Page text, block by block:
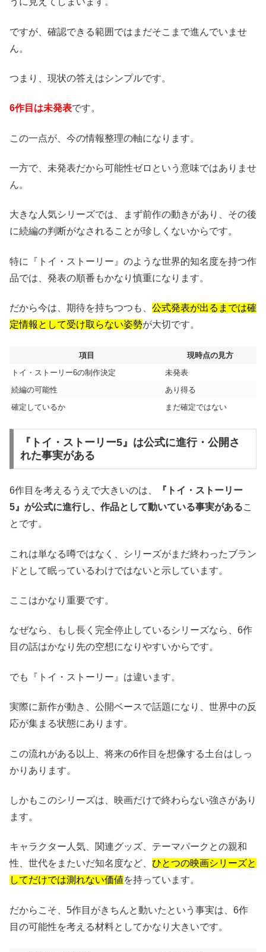
ですが、確認できる範囲ではまだそこまで進んでいませ
ん。
つまり、現状の答えはシンプルです。
6作目は未発表です。
この一点が、今の情報整理の軸になります。
一方で、未発表だから可能性ゼロという意味ではありませ
ん。
大きな人気シリーズでは、まず前作の動きがあり、その後
に続編の判断がなされることが珍しくないからです。
特に『トイ・ストーリー』のような世界的知名度を持つ作
品では、発表の順番もかなり慎重になります。
だから今は、期待を持ちつつも、 公式発表が出るまでは確
定情報として受け取らない姿勢が大切です。
項目
現時点の見方
トイ・ストーリー6の制作決定
未発表
続編の可能性
あり得る
確定しているか
まだ確定ではない
『トイ・ストーリー5』は公式に進行・公開さ
れた事実がある
6作目を考えるうえで大きいのは、
『トイ・ストーリー
5』が公式に進行し、作品として動いている事実があるこ
とです。
これは単なる噂ではなく、シリーズがまだ終わったブラン
ドとして眠っているわけではないと示しています。
ここはかなり重要です。
なぜなら、もし長く完全停止しているシリーズなら、6作
目の話はかなり先の空想になりやすいからです。
でも『トイ・ストーリー』は違います。
実際に新作が動き、公開ベースで話題になり、世界中の反
応が集まる状態にあります。
この流れがある以上、将来の6作目を想像する土台はしっ
かりあります。
しかもこのシリーズは、映画だけで終わらない強さがあり
ます。
キャラクター人気、関連グッズ、テーマパークとの親和
性、世代をまたいだ知名度など、 ひとつの映画シリーズと
してだけでは測れない価値を持っています。
だからこそ、5作目がきちんと動いたという事実は、6作
目の可能性を考える材料としてかなり大きいです。